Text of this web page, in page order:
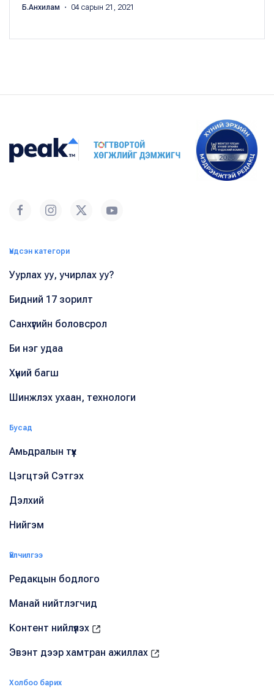
Б.Анхилам ・ 04 сарын 21, 2021
Үндсэн категори
Уурлах уу, учирлах уу?
Бидний 17 зорилт
Санхүүгийн боловсрол
Би нэг удаа
Хүний багш
Шинжлэх ухаан, технологи
Бусад
Амьдралын түүх
Цэгцтэй Сэтгэх
Дэлхий
Нийгэм
Үйлчилгээ
Редакцын бодлого
Манай нийтлэгчид
Контент нийлүүлэх
Эвэнт дээр хамтран ажиллах
Холбоо барих